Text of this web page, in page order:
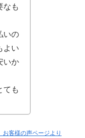
なも
いの
よい
いか
ても
お客様の声ページより